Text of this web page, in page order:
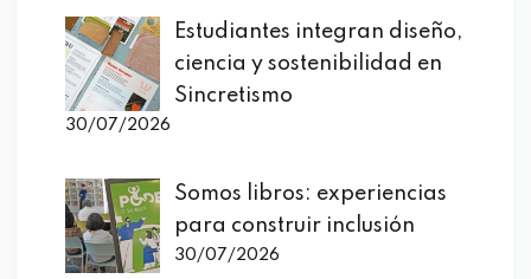
Estudiantes integran diseño,
ciencia y sostenibilidad en
Sincretismo
30/07/2026
Somos libros: experiencias
para construir inclusión
30/07/2026